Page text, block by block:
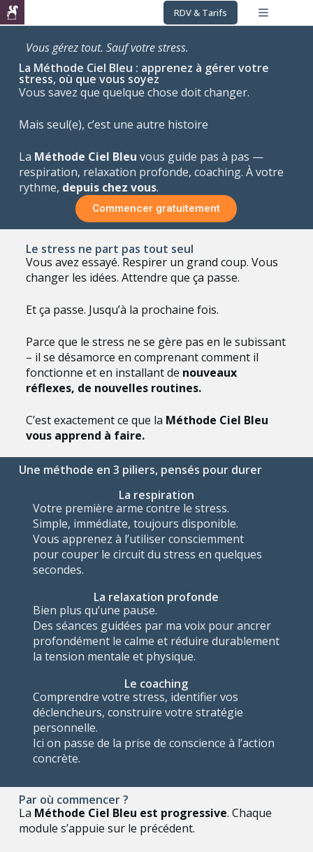
RDV & Tarifs
Vous gérez tout. Sauf votre stress.
La Méthode Ciel Bleu : apprenez à gérer votre
stress, où que vous soyez
Vous savez que quelque chose doit changer.
Mais seul(e), c’est une autre histoire
La Méthode Ciel Bleu vous guide pas à pas —
respiration, relaxation profonde, coaching. À votre
rythme, depuis chez vous.
Commencer gratuitement
Le stress ne part pas tout seul
Vous avez essayé. Respirer un grand coup. Vous
changer les idées. Attendre que ça passe.
Et ça passe. Jusqu’à la prochaine fois.
Parce que le stress ne se gère pas en le subissant
– il se désamorce en comprenant comment il
fonctionne et en installant de nouveaux
réflexes, de nouvelles routines.
C’est exactement ce que la Méthode Ciel Bleu
vous apprend à faire.
Une méthode en 3 piliers, pensés pour durer
La respiration
Votre première arme contre le stress.
Simple, immédiate, toujours disponible.
Vous apprenez à l’utiliser consciemment
pour couper le circuit du stress en quelques
secondes.
La relaxation profonde
Bien plus qu’une pause.
Des séances guidées par ma voix pour ancrer
profondément le calme et réduire durablement
la tension mentale et physique.
Le coaching
Comprendre votre stress, identifier vos
déclencheurs, construire votre stratégie
personnelle.
Ici on passe de la prise de conscience à l’action
concrète.
Par où commencer ?
La Méthode Ciel Bleu est progressive. Chaque
module s’appuie sur le précédent.